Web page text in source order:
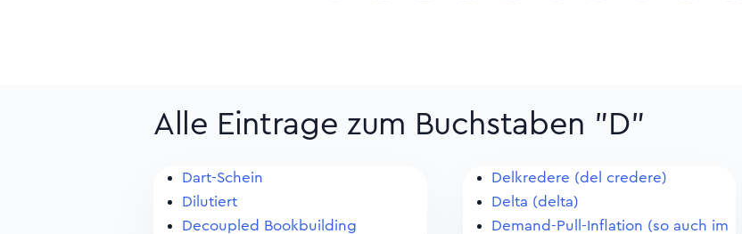
Alle Eintrage zum Buchstaben "D"
Dart-Schein
Dilutiert
Decoupled Bookbuilding
Delkredere (del credere)
Delta (delta)
Demand-Pull-Inflation (so auch im